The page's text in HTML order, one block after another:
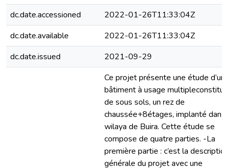
dc.date.accessioned
2022-01-26T11:33:04Z
dc.date.available
2022-01-26T11:33:04Z
dc.date.issued
2021-09-29
Ce projet présente une étude d’un
bâtiment à usage multipleconstitué
de sous sols, un rez de
chaussée+8étages, implanté dans
wilaya de Buira. Cette étude se
compose de quatre parties. -La
première partie : c’est la
générale du projet avec une